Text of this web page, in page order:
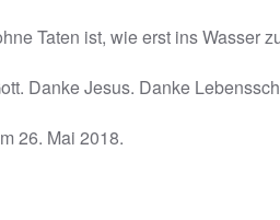
Taten ist, wie erst ins Wasser
Danke Jesus. Danke
26. Mai 2018.